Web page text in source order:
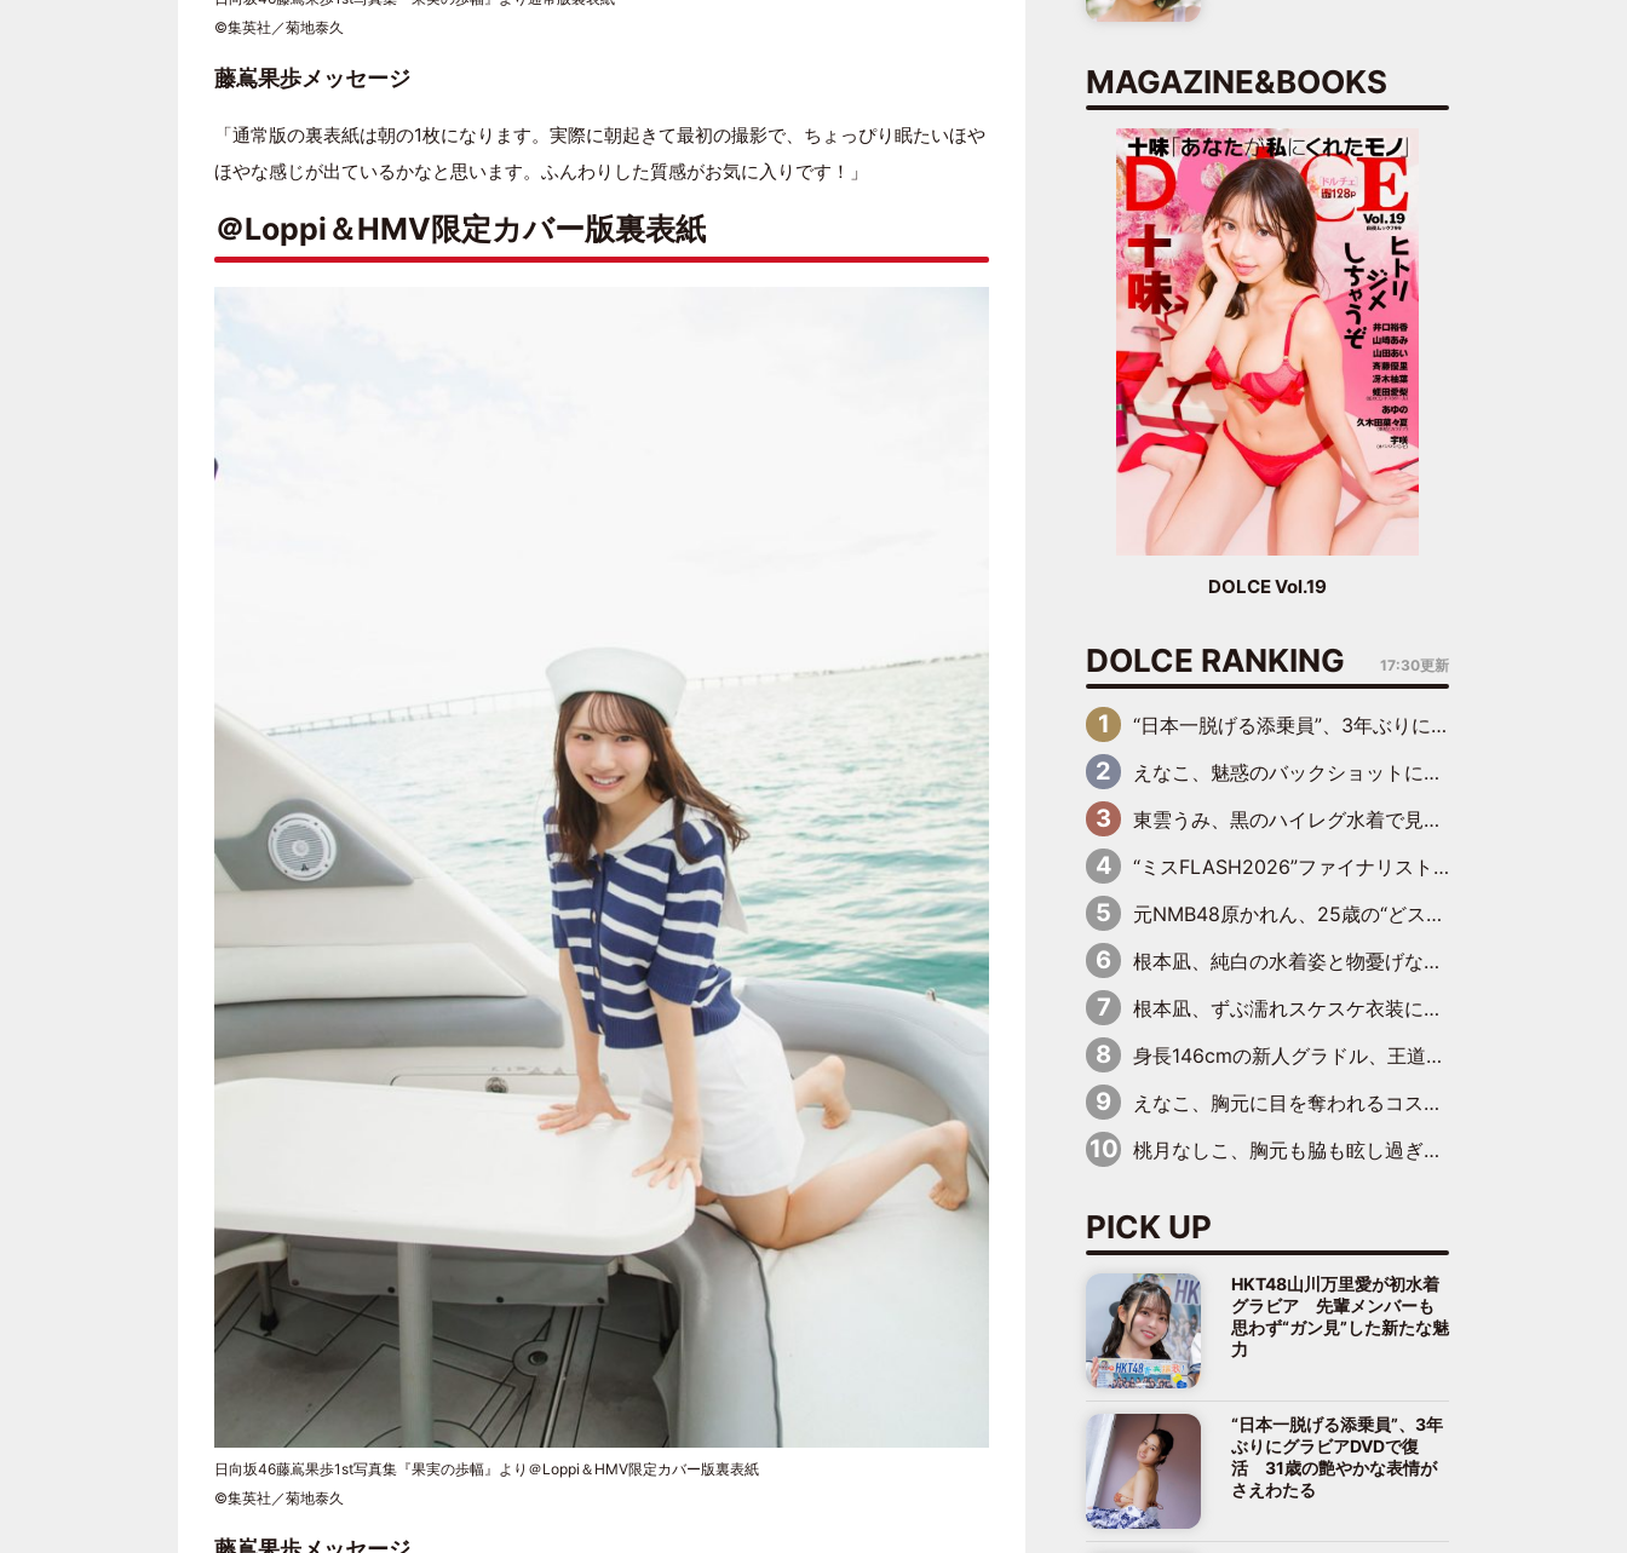
©集英社／菊地泰久
藤嶌果歩メッセージ
「通常版の裏表紙は朝の1枚になります。実際に朝起きて最初の撮影で、ちょっぴり眠たいほや
ほやな感じが出ているかなと思います。ふんわりした質感がお気に入りです！」
＠Loppi＆HMV限定カバー版裏表紙
日向坂46藤嶌果歩1st写真集『果実の歩幅』より＠Loppi＆HMV限定カバー版裏表紙
©集英社／菊地泰久
MAGAZINE&BOOKS
DOLCE Vol.19
DOLCE RANKING 17:30更新
“日本一脱げる添乗員”、3年ぶりにグラビアDVDで復活 31歳の艶やかな表情がさえわたる
えなこ、魅惑のバックショットに思わずドキッ「世界最高レベルの美しさ」「クールビューティーで良き」「ポーズも表情も完璧」
東雲うみ、黒のハイレグ水着で見せた“わがままボディ”がたまらない「うみちゃんカワイイ」「全てがステキな女神さま」「魅力的です」
“ミスFLASH2026”ファイナリスト、ダンスで鍛え上げた健康的な美ボディー披露
元NMB48原かれん、25歳の“どストライクボディ”をバリで解禁 169cmモデル体形で挑む初の本格グラビア
根本凪、純白の水着姿と物憂げな表情に思わずドキドキ…「ステキなお写真」「透明感がスゴい」
根本凪、ずぶ濡れスケスケ衣装にドキッ「表情が良過ぎる」「ねもちゃんの眼差しにドキドキが止まらない」
身長146cmの新人グラドル、王道ビーチからプールサイドそしてゴールドビキニまで…DVDデビュー作で躍動
えなこ、胸元に目を奪われるコスプレ水着姿で魅了「群を抜く美しさと華やかさ」「えなこりんの千咲は破壊力がスゴい」
桃月なしこ、胸元も脇も眩し過ぎるランジェリー＆ビキニ姿を披露「なしこたそ最強」「セクシーでゴージャスで大きなボリューム」
PICK UP
HKT48山川万里愛が初水着
グラビア 先輩メンバーも
思わず“ガン見”した新たな魅
力
“日本一脱げる添乗員”、3年
ぶりにグラビアDVDで復
活 31歳の艶やかな表情が
さえわたる